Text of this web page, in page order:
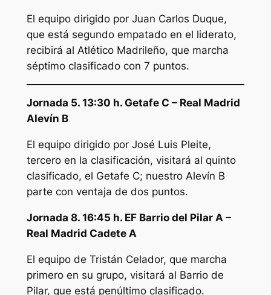
El equipo dirigido por Juan Carlos Duque,
que está segundo empatado en el liderato,
recibirá al Atlético Madrileño, que marcha
séptimo clasificado con 7 puntos.
Jornada 5. 13:30 h. Getafe C – Real Madrid
Alevín B
El equipo dirigido por José Luis Pleite,
tercero en la clasificación, visitará al quinto
clasificado, el Getafe C; nuestro Alevín B
parte con ventaja de dos puntos.
Jornada 8. 16:45 h. EF Barrio del Pilar A –
Real Madrid Cadete A
El equipo de Tristán Celador, que marcha
primero en su grupo, visitará al Barrio de
Pilar, que está penúltimo clasificado.